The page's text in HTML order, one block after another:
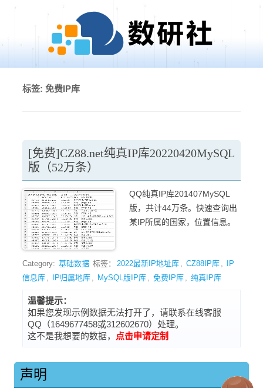
标签: 免费IP库
[免费]CZ88.net纯真IP库20220420MySQL
版（52万条）
QQ纯真IP库201407MySQL
版，共计44万条。快速查询出
某IP所属的国家，位置信息。
Category: 基础数据 标签： 2022最新IP地址库 , CZ88IP库 ,
IP
信息库 , IP归属地库 , MySQL版IP库 , 免费IP库 , 纯真IP库
温馨提示：
如果您发现示例数据无法打开了，请联系在线客服
QQ（1649677458或312602670）处理。
这不是我想要的数据，
点击申请定制
声明